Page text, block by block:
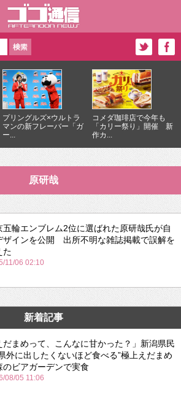
プリングルズ×ウルトラ
マンの新フレーバー「ガ
ー...
コメダ珈琲店で今年も
「カリー祭り」開催 新
作カ...
原研哉
五輪エンブレム2位に選ばれた原研哉氏が自
ザインを公開 出所不明な雑誌掲載で誤解を
た
11/06 02:10
新着記事
だまめって、こんなに甘かった？」新潟県民
外に出したくないほど食べる”極上えだまめ
のビアガーデンで実食
08/05 11:06